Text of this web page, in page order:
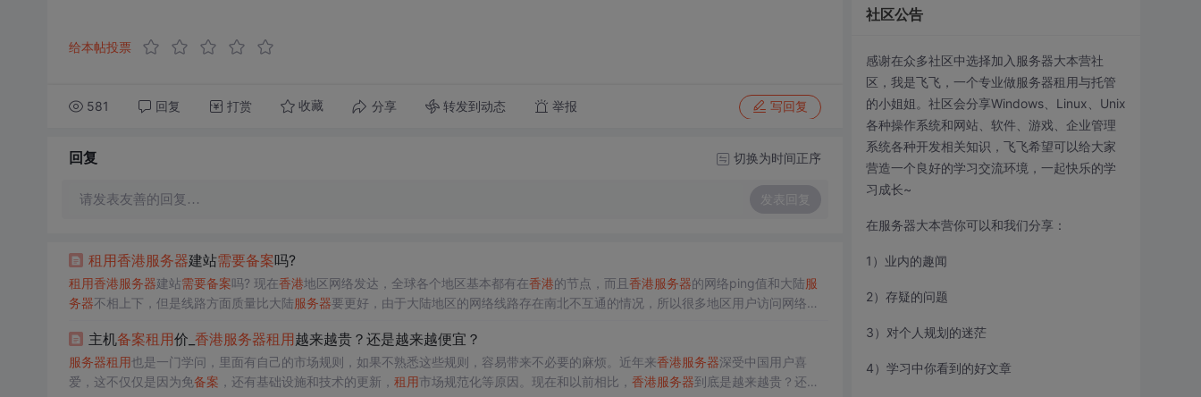
给本帖投票
581 回复 打赏 收藏 分享 转发到动态 举报 写回复
回复 切换为时间正序
请发表友善的回复… 发表回复
租用香港服务器建站需要备案吗?
租用香港服务器建站需要备案吗? 现在香港地区网络发达，全球各个地区基本都有在香港的节点，而且香港服务器的网络ping值和大陆服
务器不相上下，但是线路方面质量比大陆服务器要更好，由于大陆地区的网络线路存在南北不互通的情况，所以很多地区用户访问网络速
用到合适的香港服务器？下面我们一起来看看。 选择正规香港机房 因为租用
较正规的，正规机房不
主机备案租用价_ 香港服务器租用越来越贵？还是越来越便宜？
服务器租用也是一门学问，里面有自己的市场规则，如果不熟悉这些规则，容易带来不必要的麻烦。近年来香港服务器深受中国用户喜
爱，这不仅仅是因为免备案 ，还有基础设施和技术的更新， 租用市场规范化等原因。现在和以前相比， 香港服务器到底是越来越贵？还是
社区公告
感谢在众多社区中选择加入服务器大本营社
区，我是飞飞，一个专业做服务器租用与托管
的小姐姐。社区会分享Windows、Linux、Unix
各种操作系统和网站、软件、游戏、企业管理
系统各种开发相关知识，飞飞希望可以给大家
营造一个良好的学习交流环境，一起快乐的学
习成长~
在服务器大本营你可以和我们分享：
1）业内的趣闻
2）存疑的问题
3）对个人规划的迷茫
4）学习中你看到的好文章